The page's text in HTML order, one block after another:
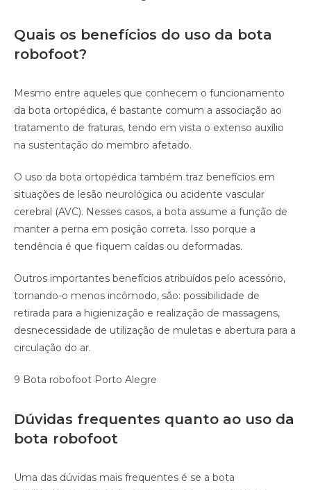
Quais os benefícios do uso da bota
robofoot?
Mesmo entre aqueles que conhecem o funcionamento
da bota ortopédica, é bastante comum a associação ao
tratamento de fraturas, tendo em vista o extenso auxílio
na sustentação do membro afetado.
O uso da bota ortopédica também traz benefícios em
situações de lesão neurológica ou acidente vascular
cerebral (AVC). Nesses casos, a bota assume a função de
manter a perna em posição correta. Isso porque a
tendência é que fiquem caídas ou deformadas.
Outros importantes benefícios atribuídos pelo acessório,
tornando-o menos incômodo, são: possibilidade de
retirada para a higienização e realização de massagens,
desnecessidade de utilização de muletas e abertura para a
circulação do ar.
9 Bota robofoot Porto Alegre
Dúvidas frequentes quanto ao uso da
bota robofoot
Uma das dúvidas mais frequentes é se a bota